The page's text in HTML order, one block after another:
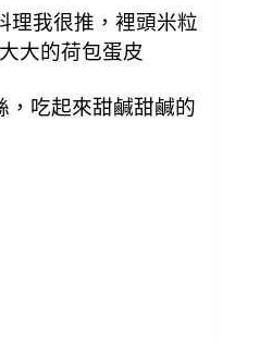
理我很推，裡頭米粒
大的荷包蛋皮
，吃起來甜鹹甜鹹的